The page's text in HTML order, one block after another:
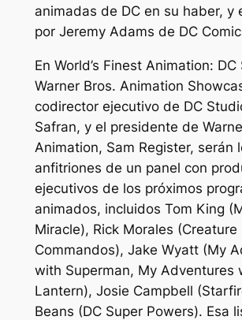
animadas de DC en su haber, y
por Jeremy Adams de DC
En World’s Finest Animation:
Warner Bros. Animation
codirector ejecutivo de DC
Safran, y el presidente de
Animation, Sam Register, serán
anfitriones de un panel con
ejecutivos de los próximos
animados, incluidos Tom King
Miracle), Rick Morales (Creature
Commandos), Jake Wyatt (My
with Superman, My Adventures
Lantern), Josie Campbell
Beans (DC Super Powers). Esa